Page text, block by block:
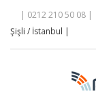
| 0212 210 50 08 |
Şişli / İstanbul |